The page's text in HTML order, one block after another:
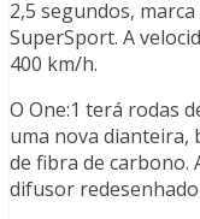
2,5 segundos,
SuperSport. A
400 km/h.
O One:1 terá rodas
uma nova dianteira,
de fibra de carbono.
difusor